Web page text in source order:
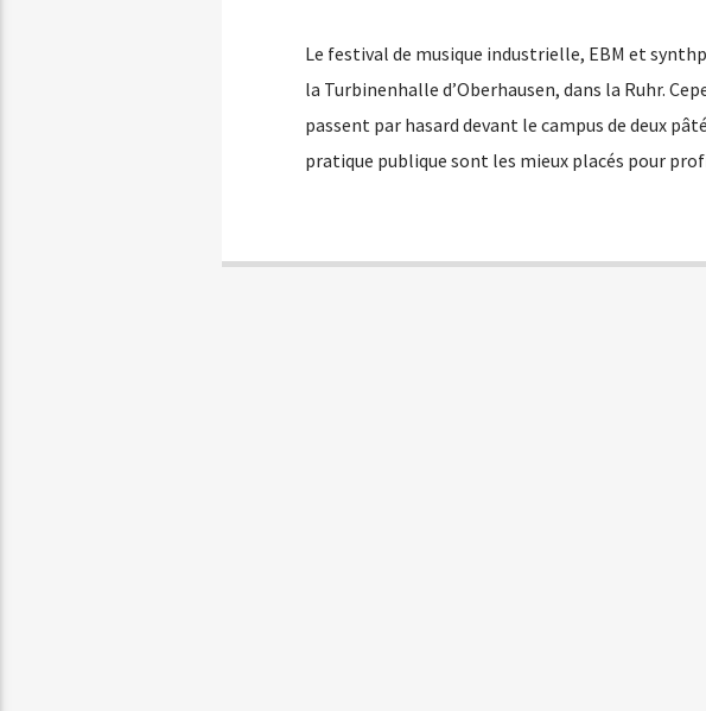
Le festival de musique industrielle, EBM et
la Turbinenhalle d’Oberhausen, dans la Ruhr.
passent par hasard devant le campus de deux
pratique publique sont les mieux placés pour